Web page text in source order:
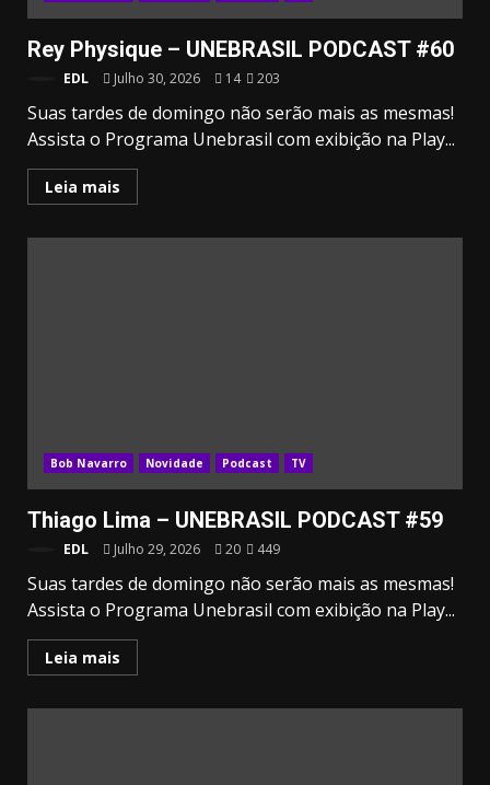
Rey Physique – UNEBRASIL PODCAST #60
EDL Julho 30, 2026 14 203
Suas tardes de domingo não serão mais as mesmas!
Assista o Programa Unebrasil com exibição na Play...
Leia mais
Bob Navarro Novidade Podcast TV
Thiago Lima – UNEBRASIL PODCAST #59
EDL Julho 29, 2026 20 449
Suas tardes de domingo não serão mais as mesmas!
Assista o Programa Unebrasil com exibição na Play...
Leia mais